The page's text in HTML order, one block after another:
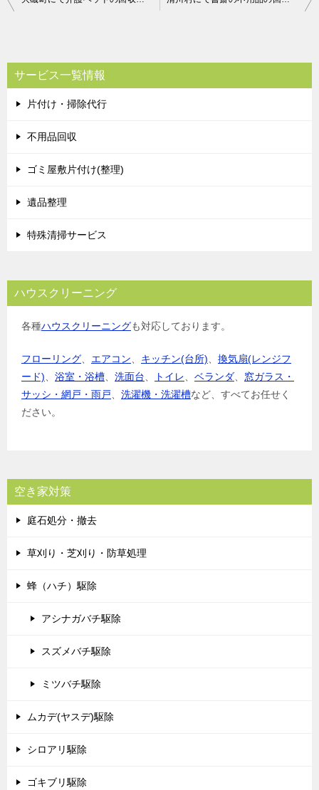
ビ
ゲ
ー
シ
サービス一覧情報
片付け・掃除代行
不用品回収
ゴミ屋敷片付け(整理)
遺品整理
特殊清掃サービス
ハウスクリーニング
各種ハウスクリーニングも対応しております。
フローリング、 エアコン、 キッチン(台所)、 換気扇(レンジフ
ード)、 浴室・浴槽、 洗面台、 トイレ、 ベランダ、 窓ガラス・
サッシ・網戸・雨戸、 洗濯機・洗濯槽など、すべてお任せく
ださい。
空き家対策
庭石処分・撤去
草刈り・芝刈り・防草処理
蜂（ハチ）駆除
アシナガバチ駆除
スズメバチ駆除
ミツバチ駆除
ムカデ(ヤスデ)駆除
シロアリ駆除
ゴキブリ駆除